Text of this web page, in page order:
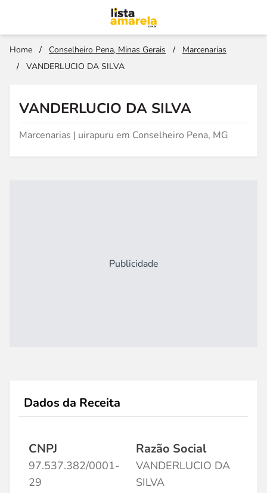
Home / Conselheiro Pena, Minas Gerais /
Marcenarias
/
VANDERLUCIO DA SILVA
VANDERLUCIO DA SILVA
Marcenarias | uirapuru em Conselheiro Pena, MG
Publicidade
Dados da Receita
CNPJ
97.537.382/0001-
29
Razão Social
VANDERLUCIO DA
SILVA